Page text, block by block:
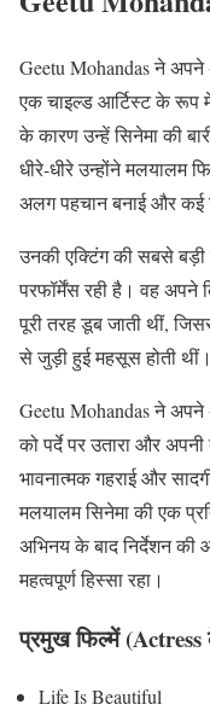
Geetu Mohandas ने
एक चाइल्ड आर्टिस्ट के रूप
के कारण उन्हें सिनेमा की
धीरे-धीरे उन्होंने मलयालम
अलग पहचान बनाई और कई
उनकी एक्टिंग की सबसे
परफॉर्मेंस रही है। वह अपने
पूरी तरह डूब जाती थीं,
से जुड़ी हुई महसूस होती थीं।
Geetu Mohandas ने
को पर्दे पर उतारा और
भावनात्मक गहराई और
मलयालम सिनेमा की एक
अभिनय के बाद निर्देशन
महत्वपूर्ण हिस्सा रहा।
प्रमुख फिल्में
Life Is Beautiful